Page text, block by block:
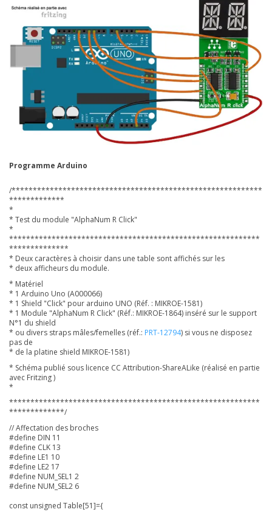
Programme Arduino
/***********************************************************
*************
*
* Test du module "AlphaNum R Click"
*
***********************************************************
**************
* Deux caractères à choisir dans une table sont affichés sur les
* deux afficheurs du module.
* Matériel
* 1 Arduino Uno (A000066)
* 1 Shield "Click" pour arduino UNO (Réf. : MIKROE-1581)
* 1 Module "AlphaNum R Click" (Réf.: MIKROE-1864) inséré sur le support
N°1 du shield
* ou divers straps mâles/femelles (réf.: PRT-12794) si vous ne disposez
pas de
* de la platine shield MIKROE-1581)
* Schéma publié sous licence CC Attribution-ShareALike (réalisé en partie
avec Fritzing )
*
***********************************************************
*************/
// Affectation des broches
#define DIN 11
#define CLK 13
#define LE1 10
#define LE2 17
#define NUM_SEL1 2
#define NUM_SEL2 6
const unsigned Table[51]={